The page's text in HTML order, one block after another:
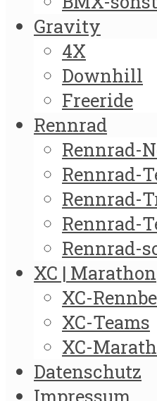
Gravity
4X
Downhill
Freeride
Rennrad
Rennrad-
Rennrad-
Rennrad-
Rennrad-
Rennrad-
XC | Marathon
XC-
XC-Teams
XC-
Datenschutz
Impressum